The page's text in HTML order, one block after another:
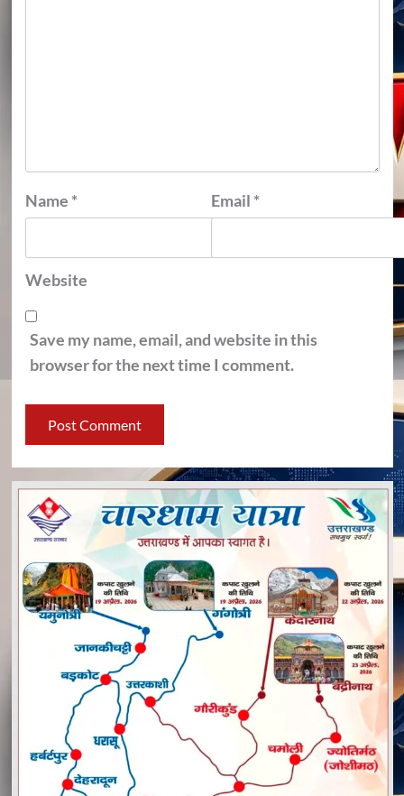
Name * Email *
Website
Save my name, email, and website in this
browser for the next time I comment.